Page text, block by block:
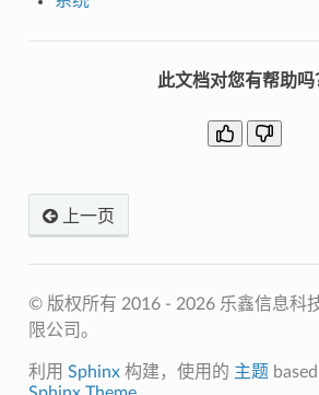
此文档对您有帮助吗
上一页
© 版权所有 2016 - 2026 乐鑫信息科
限公司。
利用 Sphinx构建，使用的 主题